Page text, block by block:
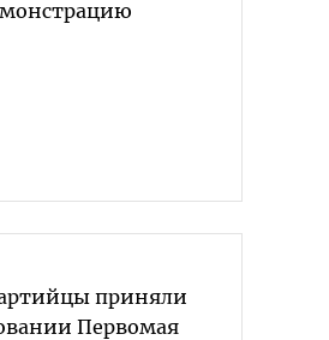
приняли
Первомая